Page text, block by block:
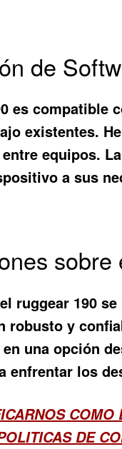
de
es compatible
existentes.
equipos.
a sus
ruggear 190
robusto y
una opción
enfrentar los
DE